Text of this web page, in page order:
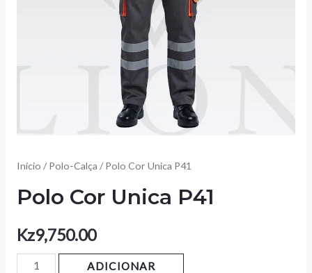
Início /Polo-Calça / Polo Cor Unica P41
Polo Cor Unica P41
Kz9,750.00
ADICIONAR